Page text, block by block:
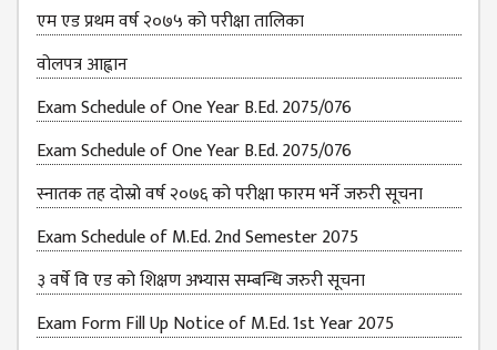
एम एड प्रथम वर्ष २०७५ को परीक्षा तालिका
वोलपत्र आह्वान
Exam Schedule of One Year B.Ed. 2075/076
Exam Schedule of One Year B.Ed. 2075/076
स्नातक तह दोस्रो वर्ष २०७६ को परीक्षा फारम भर्ने जरुरी सूचना
Exam Schedule of M.Ed. 2nd Semester 2075
३ वर्षे वि एड को शिक्षण अभ्यास सम्बन्धि जरुरी सूचना
Exam Form Fill Up Notice of M.Ed. 1st Year 2075